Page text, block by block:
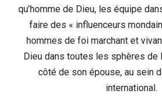
qu’homme de Dieu, les équipe
faire des « influenceurs
hommes de foi marchant et
Dieu dans toutes les sphères de
côté de son épouse, au sein
international.